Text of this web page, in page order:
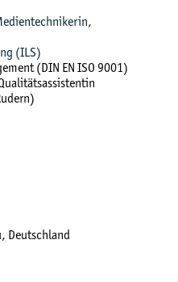
(ILS)
(DIN EN ISO 9001)
Deutschland